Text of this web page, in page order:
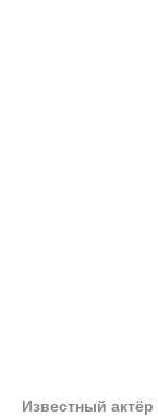
Известный